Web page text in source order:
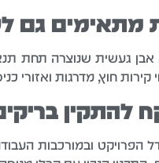
מתאימים גם
געשית שנוצרה תחת
חוץ, מדרגות ואזורי
להתקין
הפרויקט ובמורכבות